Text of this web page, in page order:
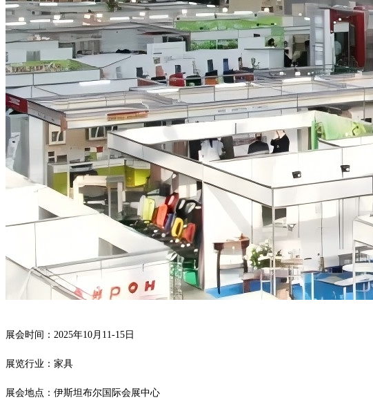
展会时间： 2025年10月11-15日
展览行业：家具
展会地点：伊斯坦布尔国际会展中心